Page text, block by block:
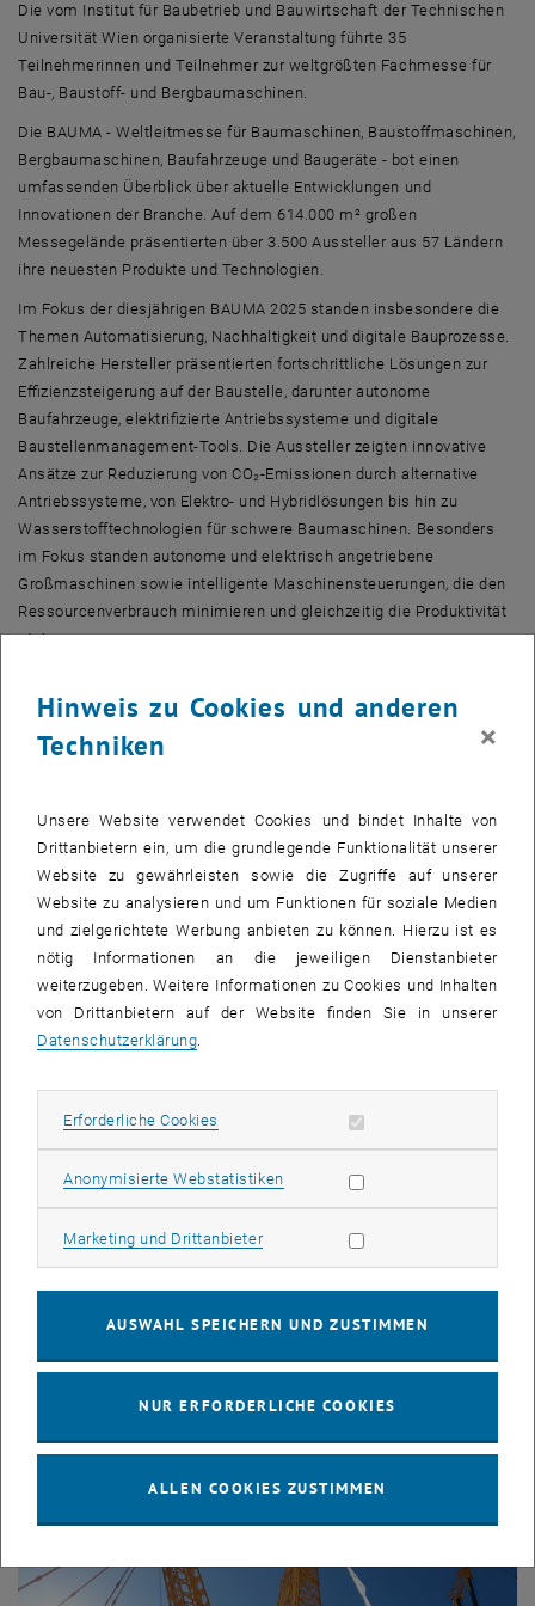
Die vom Institut für Baubetrieb und Bauwirtschaft der Technischen
Universität Wien organisierte Veranstaltung führte 35
Teilnehmerinnen und Teilnehmer zur weltgrößten Fachmesse für
Bau-, Baustoff- und Bergbaumaschinen.
Die BAUMA - Weltleitmesse für Baumaschinen, Baustoffmaschinen,
Bergbaumaschinen, Baufahrzeuge und Baugeräte - bot einen
umfassenden Überblick über aktuelle Entwicklungen und
Innovationen der Branche. Auf dem 614.000 m² großen
Messegelände präsentierten über 3.500 Aussteller aus 57 Ländern
ihre neuesten Produkte und Technologien.
Im Fokus der diesjährigen BAUMA 2025 standen insbesondere die
Themen Automatisierung, Nachhaltigkeit und digitale Bauprozesse.
Zahlreiche Hersteller präsentierten fortschrittliche Lösungen zur
Effizienzsteigerung auf der Baustelle, darunter autonome
Baufahrzeuge, elektrifizierte Antriebssysteme und digitale
Baustellenmanagement-Tools. Die Aussteller zeigten innovative
Ansätze zur Reduzierung von CO₂-Emissionen durch alternative
Antriebssysteme, von Elektro- und Hybridlösungen bis hin zu
Wasserstofftechnologien für schwere Baumaschinen. Besonders
im Fokus standen autonome und elektrisch angetriebene
Großmaschinen sowie intelligente Maschinensteuerungen, die den
Ressourcenverbrauch minimieren und gleichzeitig die Produktivität
steigern.
Unternehmens Doka, das neben bewährten Schalungs- und
Traggerüstsystemen auch den Prototyp einer intelligent
beheizbaren Schalung präsentierte. Ziel dieser Neuentwicklung ist
unter erschwerten Bedingungen - insbesondere bei niedrigen
Temperaturen und verlängerten Abbindezeiten - zu erweitern.
Die Exkursion bot den Studierenden der TU Wien eine wertvolle
Gelegenheit, sich mit aktuellen technischen Entwicklungen und
Zukunftstrends der Baubranche auseinanderzusetzen und direkte
Kontakte zu führenden Unternehmen der Branche zu knüpfen. Neben
dem vielfältigen Messeangebot wurde auch der Austausch mit
internationalen Experten und Industrievertretern intensiv genutzt.
Bild
Hinweis zu Cookies und anderen
Techniken
×
Unsere Website verwendet Cookies und bindet Inhalte von
Drittanbietern ein, um die grundlegende Funktionalität unserer
Website zu gewährleisten sowie die Zugriffe auf unserer
Website zu analysieren und um Funktionen für soziale Medien
und zielgerichtete Werbung anbieten zu können. Hierzu ist es
nötig Informationen an die jeweiligen Dienstanbieter
weiterzugeben. Weitere Informationen zu Cookies und Inhalten
von Drittanbietern auf der Website finden Sie in unserer
Datenschutzerklärung.
Erforderliche Cookies Erforderliche Cookies zulassen
Anonymisierte WebstatistikenStatistik Cookies zulassen
Marketing und DrittanbieterMarketing Cookies zulassen
AUSWAHL SPEICHERN UND ZUSTIMMEN
NUR ERFORDERLICHE COOKIES
ALLEN COOKIES ZUSTIMMEN